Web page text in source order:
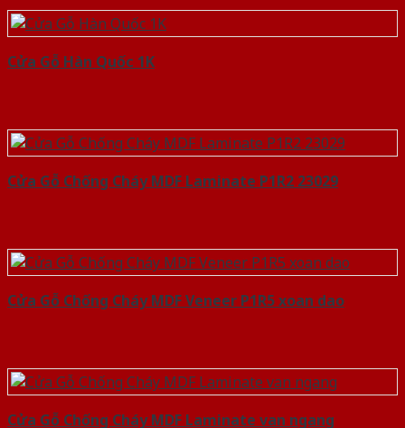
Cửa Gỗ Hàn Quốc 1K
Cửa Gỗ Chống Cháy MDF Laminate P1R2 23029
Cửa Gỗ Chống Cháy MDF Veneer P1R5 xoan dao
Cửa Gỗ Chống Cháy MDF Laminate van ngang